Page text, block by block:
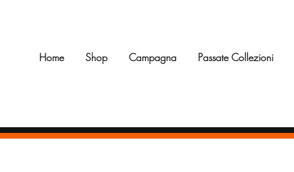
Home Shop Campagna Passate Collezioni